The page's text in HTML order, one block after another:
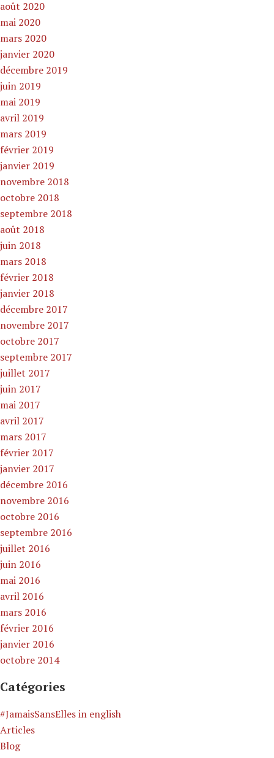
août 2020
mai 2020
mars 2020
janvier 2020
décembre 2019
juin 2019
mai 2019
avril 2019
mars 2019
février 2019
janvier 2019
novembre 2018
octobre 2018
septembre 2018
août 2018
juin 2018
mars 2018
février 2018
janvier 2018
décembre 2017
novembre 2017
octobre 2017
septembre 2017
juillet 2017
juin 2017
mai 2017
avril 2017
mars 2017
février 2017
janvier 2017
décembre 2016
novembre 2016
octobre 2016
septembre 2016
juillet 2016
juin 2016
mai 2016
avril 2016
mars 2016
février 2016
janvier 2016
octobre 2014
Catégories
#JamaisSansElles in english
Articles
Blog